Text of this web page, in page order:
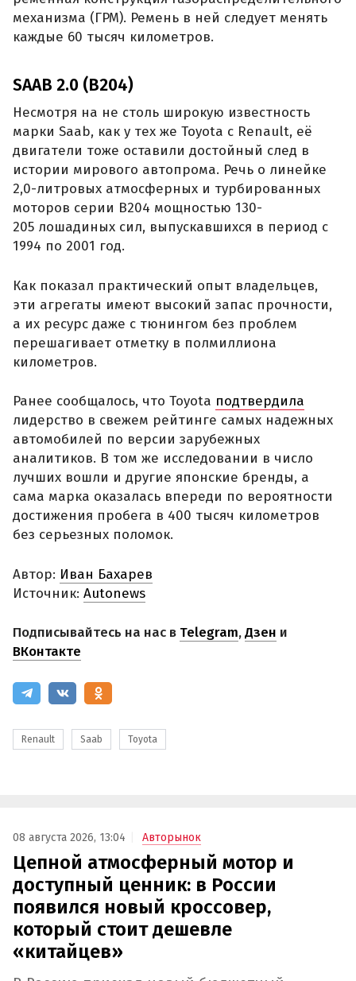
механизма (ГРМ). Ремень в ней следует менять
каждые 60 тысяч километров.
SAAB 2.0 (B204)
Несмотря на не столь широкую известность
марки Saab, как у тех же Toyota с Renault, её
двигатели тоже оставили достойный след в
истории мирового автопрома. Речь о линейке
2,0-литровых атмосферных и турбированных
моторов серии B204 мощностью 130-
205 лошадиных сил, выпускавшихся в период с
1994 по 2001 год.
Как показал практический опыт владельцев,
эти агрегаты имеют высокий запас прочности,
а их ресурс даже с тюнингом без проблем
перешагивает отметку в полмиллиона
километров.
Ранее сообщалось, что Toyota подтвердила
лидерство в свежем рейтинге самых надежных
автомобилей по версии зарубежных
аналитиков. В том же исследовании в число
лучших вошли и другие японские бренды, а
сама марка оказалась впереди по вероятности
достижения пробега в 400 тысяч километров
без серьезных поломок.
Автор: Иван Бахарев
Источник: Autonews
Подписывайтесь на нас в Telegram,Дзен и
ВКонтакте
Renault Saab Toyota
08 августа 2026, 13:04 Авторынок
Цепной атмосферный мотор и
доступный ценник: в России
появился новый кроссовер,
который стоит дешевле
«китайцев»